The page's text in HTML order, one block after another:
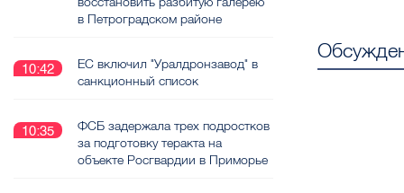
в Петроградском районе
10:42
ЕС включил "Уралдронзавод" в
санкционный список
10:35
ФСБ задержала трех подростков
за подготовку теракта на
объекте Росгвардии в Приморье